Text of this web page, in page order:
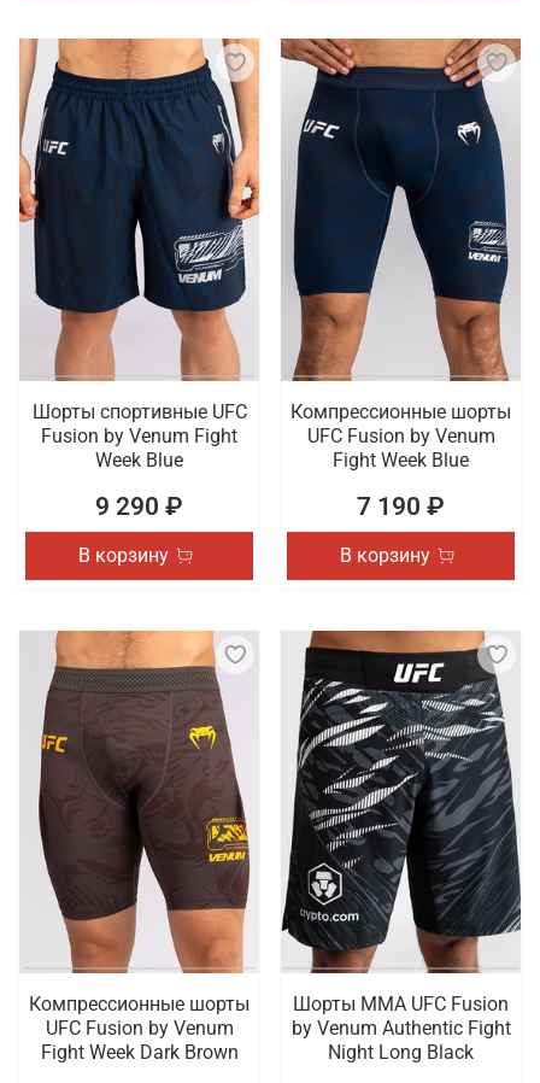
Шорты спортивные UFC
Fusion by Venum Fight
Week Blue
9 290 ₽
В корзину
Компрессионные шорты
UFC Fusion by Venum
Fight Week Blue
7 190 ₽
В корзину
Компрессионные шорты
UFC Fusion by Venum
Fight Week Dark Brown
Шорты ММА UFC Fusion
by Venum Authentic Fight
Night Long Black